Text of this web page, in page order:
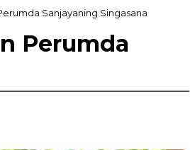
Sanjayaning Singasana
Perumda